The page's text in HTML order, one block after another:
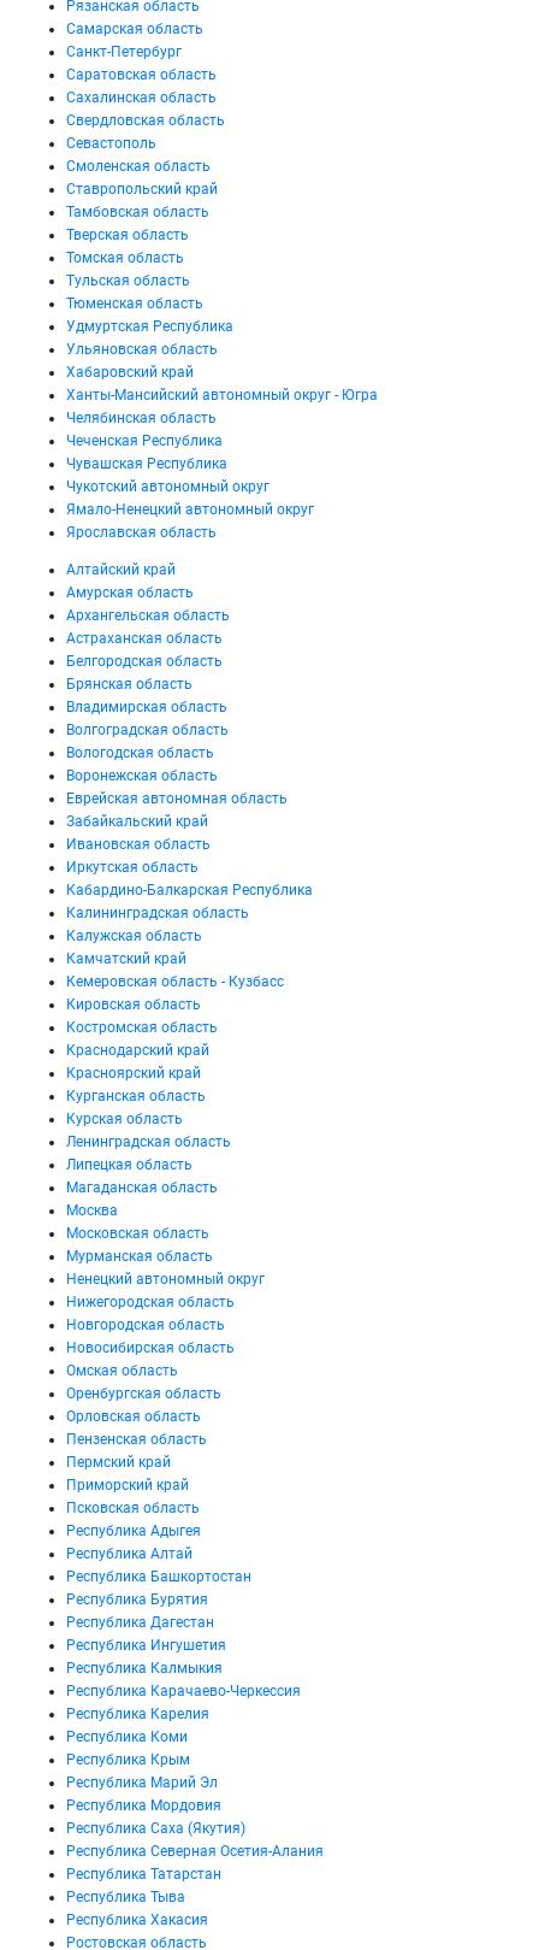
Рязанская область
Самарская область
Санкт-Петербург
Саратовская область
Сахалинская область
Свердловская область
Севастополь
Смоленская область
Ставропольский край
Тамбовская область
Тверская область
Томская область
Тульская область
Тюменская область
Удмуртская Республика
Ульяновская область
Хабаровский край
Ханты-Мансийский автономный округ - Югра
Челябинская область
Чеченская Республика
Чувашская Республика
Чукотский автономный округ
Ямало-Ненецкий автономный округ
Ярославская область
Алтайский край
Амурская область
Архангельская область
Астраханская область
Белгородская область
Брянская область
Владимирская область
Волгоградская область
Вологодская область
Воронежская область
Еврейская автономная область
Забайкальский край
Ивановская область
Иркутская область
Кабардино-Балкарская Республика
Калининградская область
Калужская область
Камчатский край
Кемеровская область - Кузбасс
Кировская область
Костромская область
Краснодарский край
Красноярский край
Курганская область
Курская область
Ленинградская область
Липецкая область
Магаданская область
Москва
Московская область
Мурманская область
Ненецкий автономный округ
Нижегородская область
Новгородская область
Новосибирская область
Омская область
Оренбургская область
Орловская область
Пензенская область
Пермский край
Приморский край
Псковская область
Республика Адыгея
Республика Алтай
Республика Башкортостан
Республика Бурятия
Республика Дагестан
Республика Ингушетия
Республика Калмыкия
Республика Карачаево-Черкессия
Республика Карелия
Республика Коми
Республика Крым
Республика Марий Эл
Республика Мордовия
Республика Саха (Якутия)
Республика Северная Осетия-Алания
Республика Татарстан
Республика Тыва
Республика Хакасия
Ростовская область